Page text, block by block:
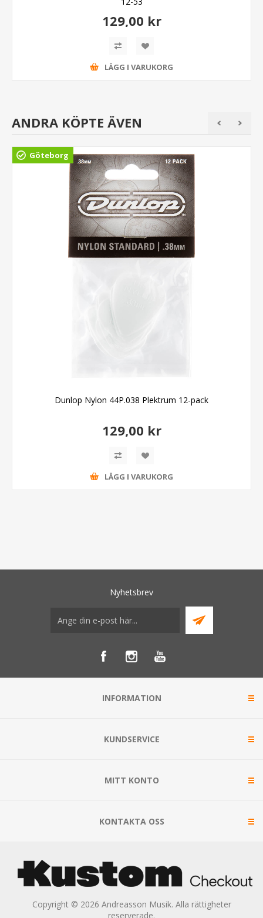
129,00 kr
LÄGG I VARUKORG
ANDRA KÖPTE ÄVEN
Göteborg
Dunlop Nylon 44P.038 Plektrum 12-pack
129,00 kr
LÄGG I VARUKORG
Nyhetsbrev
INFORMATION
KUNDSERVICE
MITT KONTO
KONTAKTA OSS
Copyright © 2026 Andreasson Musik. Alla rättigheter
reserverade.